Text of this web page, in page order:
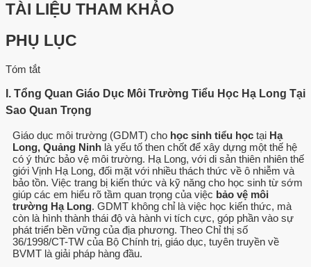
TÀI LIỆU THAM KHẢO
PHỤ LỤC
Tóm tắt
I. Tổng Quan Giáo Dục Môi Trường Tiểu Học Hạ Long Tại
Sao Quan Trọng
Giáo dục môi trường (GDMT) cho học sinh tiểu học tại Hạ
Long, Quảng Ninh là yếu tố then chốt để xây dựng một thế hệ
có ý thức bảo vệ môi trường. Hạ Long, với di sản thiên nhiên thế
giới Vịnh Hạ Long, đối mặt với nhiều thách thức về ô nhiễm và
bảo tồn. Việc trang bị kiến thức và kỹ năng cho học sinh từ sớm
giúp các em hiểu rõ tầm quan trọng của việc bảo vệ môi
trường Hạ Long. GDMT không chỉ là việc học kiến thức, mà
còn là hình thành thái độ và hành vi tích cực, góp phần vào sự
phát triển bền vững của địa phương. Theo Chỉ thị số
36/1998/CT-TW của Bộ Chính trị, giáo dục, tuyên truyền về
BVMT là giải pháp hàng đầu.